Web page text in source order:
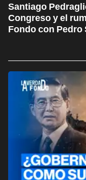
Santiago
Congreso y el
Fondo con Pedro